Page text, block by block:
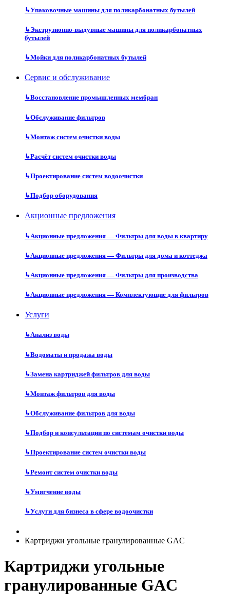
↳Упаковочные машины для поликарбонатных бутылей
↳Экструзионно-выдувные машины для поликарбонатных
бутылей
↳Мойки для поликарбонатных бутылей
Сервис и обслуживание
↳Восстановление промышленных мембран
↳Обслуживание фильтров
↳Монтаж систем очистки воды
↳Расчёт систем очистки воды
↳Проектирование систем водоочистки
↳Подбор оборудования
Акционные предложения
↳Акционные предложения — Фильтры для воды в квартиру
↳Акционные предложения — Фильтры для дома и коттеджа
↳Акционные предложения — Фильтры для производства
↳Акционные предложения — Комплектующие для фильтров
Услуги
↳Анализ воды
↳Водоматы и продажа воды
↳Замена картриджей фильтров для воды
↳Монтаж фильтров для воды
↳Обслуживание фильтров для воды
↳Подбор и консультации по системам очистки воды
↳Проектирование систем очистки воды
↳Ремонт систем очистки воды
↳Умягчение воды
↳Услуги для бизнеса в сфере водоочистки
Картриджи угольные гранулированные GAC
Картриджи угольные
гранулированные GAC